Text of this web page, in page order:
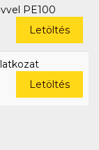
PE100
Letöltés
Letöltés